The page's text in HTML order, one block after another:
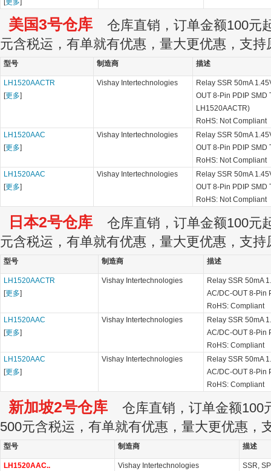
更多
美国3号仓库 仓库直销，订单金额100元
元含税运，有单就有优惠，量大更优惠，支持
型号 制造商 描述
LH1520AACTR
[更多]
Vishay Intertechnologies
Relay SSR 50mA
OUT 8-Pin PDIP SMD
LH1520AACTR)
RoHS: Not Compliant
LH1520AAC
[更多]
Vishay Intertechnologies
Relay SSR 50mA
OUT 8-Pin PDIP SMD
RoHS: Not Compliant
LH1520AAC
[更多]
Vishay Intertechnologies
Relay SSR 50mA
OUT 8-Pin PDIP SMD
RoHS: Not Compliant
日本2号仓库 仓库直销，订单金额100元
元含税运，有单就有优惠，量大更优惠，支持
型号 制造商 描述
LH1520AACTR
[更多]
Vishay Intertechnologies
Relay SSR 50mA
AC/DC-OUT 8-Pin
RoHS: Compliant
LH1520AAC
[更多]
Vishay Intertechnologies
Relay SSR 50mA
AC/DC-OUT 8-Pin
RoHS: Compliant
LH1520AAC
[更多]
Vishay Intertechnologies
Relay SSR 50mA
AC/DC-OUT 8-Pin
RoHS: Compliant
新加坡2号仓库 仓库直销，订单金额100
500元含税运，有单就有优惠，量大更优惠，
型号 制造商 描述
LH1520AAC..
Vishay Intertechnologies SSR,